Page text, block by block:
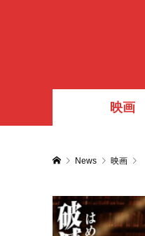
映画
News 映画